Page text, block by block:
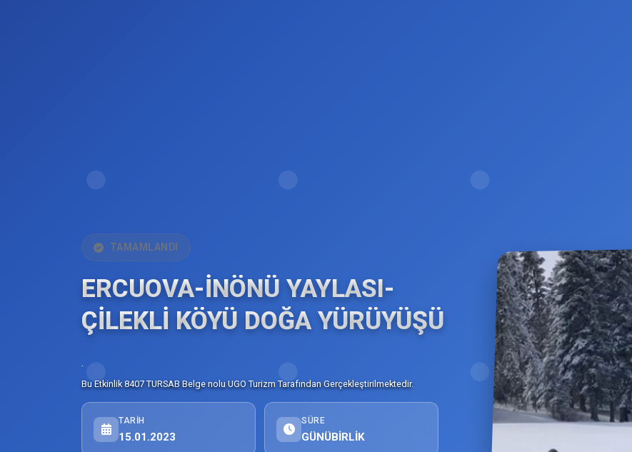
TAMAMLANDI
ERCUOVA-İNÖNÜ YAYLASI-
ÇİLEKLİ KÖYÜ DOĞA YÜRÜYÜŞÜ
.
Bu Etkinlik 8407 TURSAB Belge nolu UGO Turizm Tarafından Gerçekleştirilmektedir.
TARIH
15.01.2023
SÜRE
GÜNÜBİRLİK